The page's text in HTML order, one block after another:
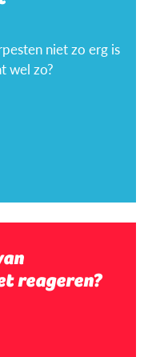
niet zo erg is
wel zo?
reageren?